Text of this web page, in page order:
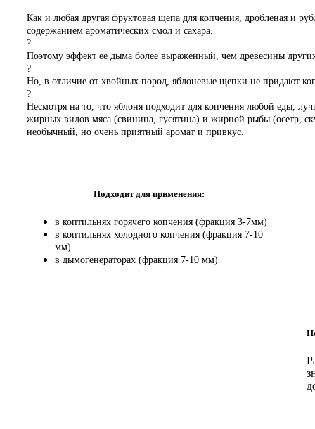
Как и любая другая фруктовая щепа для копчения, дробленая и
содержанием ароматических смол и сахара.
?
Поэтому эффект ее дыма более выраженный, чем древесины
?
Но, в отличие от хвойных пород, яблоневые щепки не придают
?
Несмотря на то, что яблоня подходит для копчения любой еды,
жирных видов мяса (свинина, гусятина) и жирной рыбы (осетр,
необычный, но очень приятный аромат и привкус.
Подходит для применения:
в коптильнях горячего копчения (фракция 3-7мм)
в коптильнях холодного копчения (фракция 7-10
мм)
в дымогенераторах (фракция 7-10 мм)